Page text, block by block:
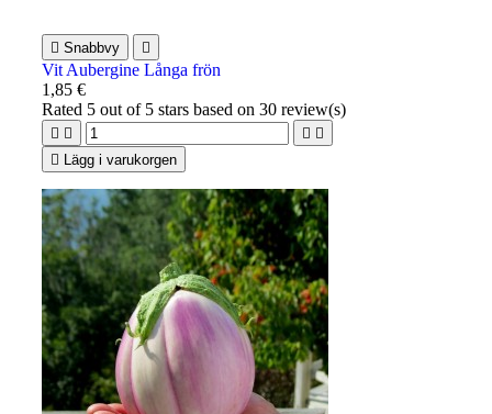
 Snabbvy 
Vit Aubergine Långa frön
1,85 €
Rated 5 out of 5 stars based on30 review(s)
   
 Lägg i varukorgen